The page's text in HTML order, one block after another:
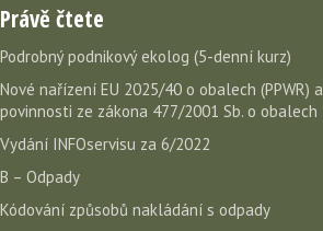
Právě čtete
Podrobný podnikový ekolog (5-denní kurz)
Nové nařízení EU 2025/40 o obalech (PPWR) a
povinnosti ze zákona 477/2001 Sb. o obalech
Vydání INFOservisu za 6/2022
B – Odpady
Kódování způsobů nakládání s odpady